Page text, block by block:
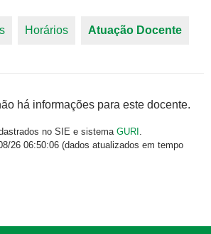
Horários Atuação Docente
há informações para este docente.
no SIE e sistema GURI .
26 06:50:06 (dados atualizados em tempo